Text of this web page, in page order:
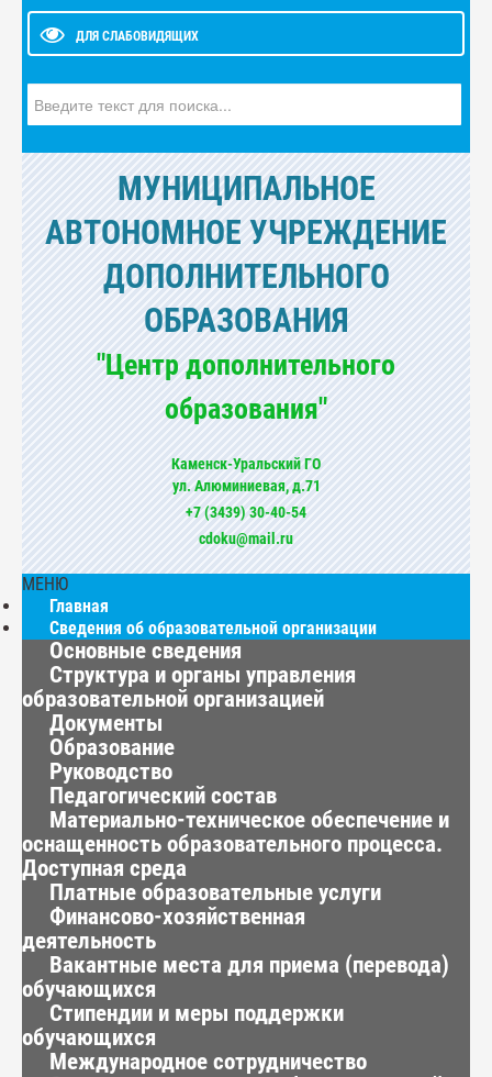
ДЛЯ СЛАБОВИДЯЩИХ
МУНИЦИПАЛЬНОЕ
АВТОНОМНОЕ УЧРЕЖДЕНИЕ
ДОПОЛНИТЕЛЬНОГО
ОБРАЗОВАНИЯ
"Центр дополнительного
образования"
Каменск-Уральский ГО
ул. Алюминиевая, д.71
+7 (3439) 30-40-54
cdoku@mail.ru
МЕНЮ
Главная
Сведения об образовательной организации
Основные сведения
Структура и органы управления
образовательной организацией
Документы
Образование
Руководство
Педагогический состав
Материально-техническое обеспечение и
оснащенность образовательного процесса.
Доступная среда
Платные образовательные услуги
Финансово-хозяйственная
деятельность
Вакантные места для приема (перевода)
обучающихся
Стипендии и меры поддержки
обучающихся
Международное сотрудничество